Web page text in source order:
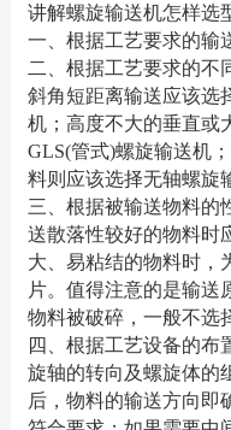
讲解螺旋输送机怎样选
一、根据工艺要求的输
二、根据工艺要求的不
斜角短距离输送应该选
机；高度不大的垂直或
GLS(管式)螺旋输送机
料则应该选择无轴螺旋
三、根据被输送物料的
送散落性较好的物料时
大、易粘结的物料时，
片。值得注意的是输送
物料被破碎，一般不选
四、根据工艺设备的布
旋轴的转向及螺旋体的
后，物料的输送方向即